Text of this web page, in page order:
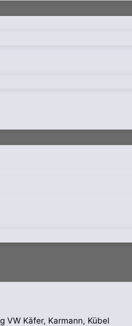
VW Käfer, Karmann, Kübel